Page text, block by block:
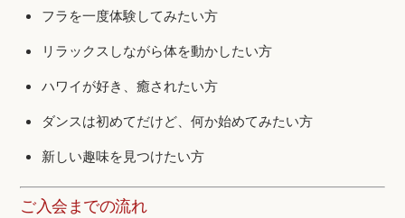
フラを一度体験してみたい方
リラックスしながら体を動かしたい方
ハワイが好き、癒されたい方
ダンスは初めてだけど、何か始めてみたい方
新しい趣味を見つけたい方
ご入会までの流れ